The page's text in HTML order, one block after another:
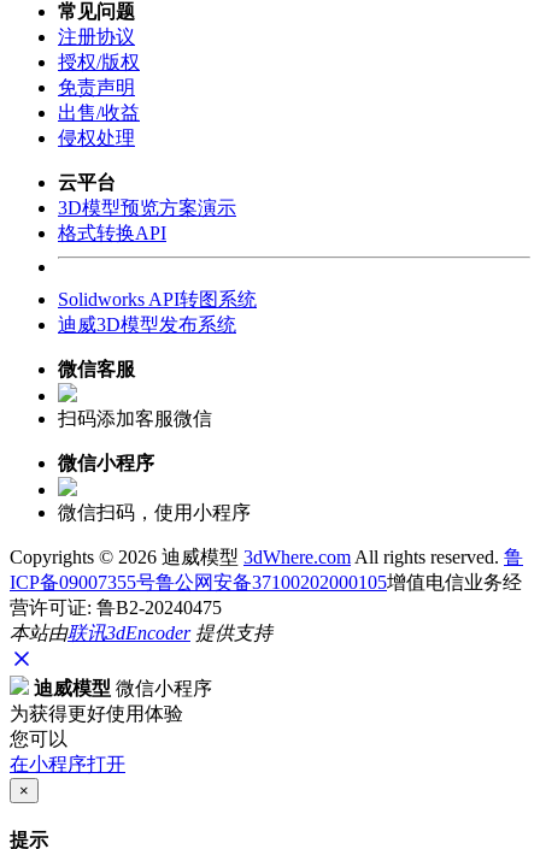
常见问题
注册协议
授权/版权
免责声明
出售/收益
侵权处理
云平台
3D模型预览方案演示
格式转换API
Solidworks API转图系统
迪威3D模型发布系统
微信客服
扫码添加客服微信
微信小程序
微信扫码，使用小程序
Copyrights © 2026 迪威模型 3dWhere.com All rights reserved. 鲁
ICP备09007355号鲁公网安备37100202000105增值电信业务经
营许可证: 鲁B2-20240475
本站由联讯3dEncoder提供支持
迪威模型 微信小程序
为获得更好使用体验
您可以
在小程序打开
×
提示